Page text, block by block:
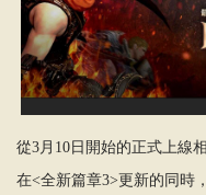
從3月10日開始的正式上線
在<全新篇章3>更新的同時